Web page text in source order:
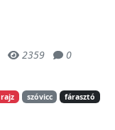
2359
0
rajz szóvicc
fárasztó